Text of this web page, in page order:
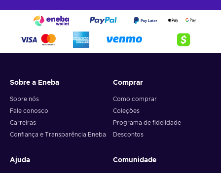
Sobre a Eneba
Sobre nós
Fale conosco
Carreiras
Confiança e Transparência Eneba
Comprar
Como comprar
Coleções
Programa de fidelidade
Descontos
Ajuda Comunidade